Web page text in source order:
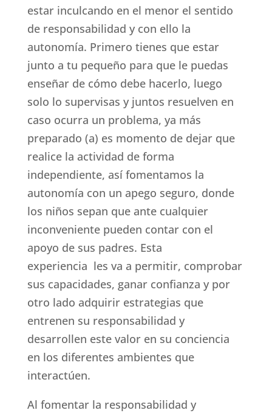
estar inculcando en el menor el sentido
de responsabilidad y con ello la
autonomía. Primero tienes que estar
junto a tu pequeño para que le puedas
enseñar de cómo debe hacerlo, luego
solo lo supervisas y juntos resuelven en
caso ocurra un problema, ya más
preparado (a) es momento de dejar que
realice la actividad de forma
independiente, así fomentamos la
autonomía con un apego seguro, donde
los niños sepan que ante cualquier
inconveniente pueden contar con el
apoyo de sus padres. Esta
experiencia les va a permitir, comprobar
sus capacidades, ganar confianza y por
otro lado adquirir estrategias que
entrenen su responsabilidad y
desarrollen este valor en su conciencia
en los diferentes ambientes que
interactúen.
Al fomentar la responsabilidad y